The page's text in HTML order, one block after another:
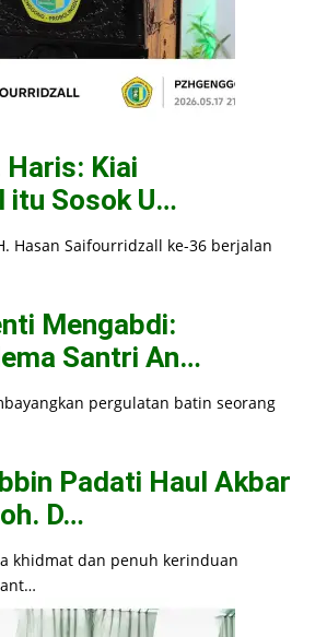
Haris: Kiai
itu Sosok U…
Hasan Saifourridzall ke-36 berjalan
Mengabdi:
Santri An…
pergulatan batin seorang
Padati Haul Akbar
D…
khidmat dan penuh kerinduan